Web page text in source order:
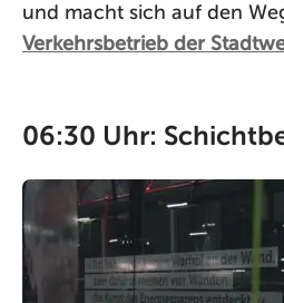
und macht sich auf den
Verkehrsbetrieb der
06:30 Uhr: